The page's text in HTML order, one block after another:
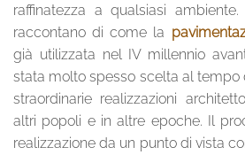
raffinatezza a qualsiasi
raccontano di come la
già utilizzata nel IV millennio
stata molto spesso scelta al tempo
straordinarie realizzazioni
altri popoli e in altre epoche. Il
realizzazione da un punto di vista